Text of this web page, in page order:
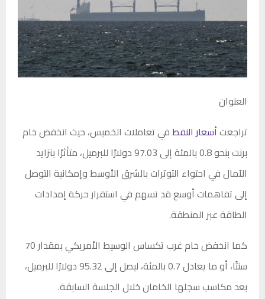
العنوان
تراجعتأسعار النفطفي تعاملات الخميس، حيث انخفض خام
برنت بنحو 0.8 بالمئة إلى 97.03 دولارًا للبرميل، متأثرًا بتزايد
الآمال في احتواء التوترات بالشرق الأوسط وإمكانية التوصل
إلى تفاهمات أوسع قد تسهم في استقرار حركة إمدادات
الطاقة عبر المنطقة.
كما انخفض خام غرب تكساس الوسيط الأمريكي بمقدار 70
سنتًا، أو ما يعادل 0.7 بالمئة، ليصل إلى 95.32 دولارًا للبرميل،
بعد مكاسب سجلها الخامان خلال الجلسة السابقة.